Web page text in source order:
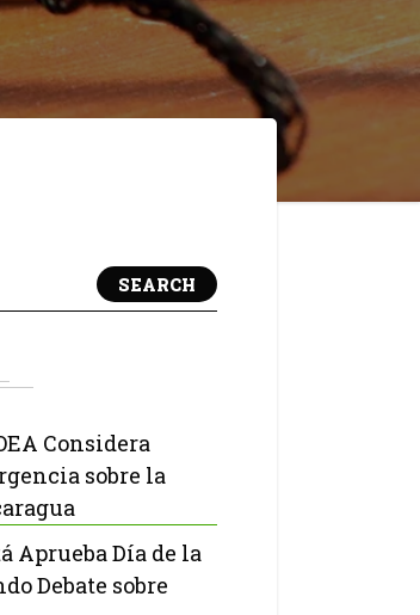
SEARCH
Considera
sobre la
Aprueba Día de la
Debate sobre